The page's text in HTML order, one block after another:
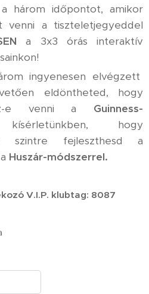
három időpontot, amikor
venni a tiszteletjegyeddel
a 3x3 órás interaktív
ingyenesen elvégzett
eldöntheted, hogy
e venni a Guinness-
hogy
szintre fejleszthesd a
Huszár-módszerrel.
V.I.P. klubtag: 8087